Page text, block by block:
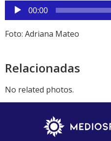
Reproductor
de
audio
00:00
Foto: Adriana Mateo
Relacionadas
No related photos.